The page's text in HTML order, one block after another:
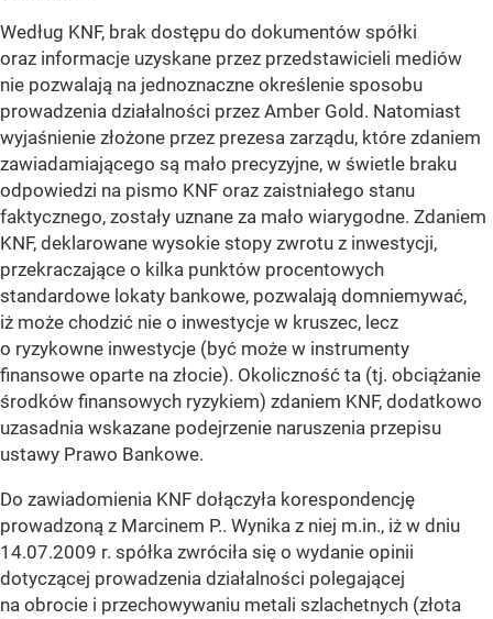
Według KNF, brak dostępu do dokumentów spółki
oraz informacje uzyskane przez przedstawicieli mediów
nie pozwalają na jednoznaczne określenie sposobu
prowadzenia działalności przez Amber Gold. Natomiast
wyjaśnienie złożone przez prezesa zarządu, które zdaniem
zawiadamiającego są mało precyzyjne, w świetle braku
odpowiedzi na pismo KNF oraz zaistniałego stanu
faktycznego, zostały uznane za mało wiarygodne. Zdaniem
KNF, deklarowane wysokie stopy zwrotu z inwestycji,
przekraczające o kilka punktów procentowych
standardowe lokaty bankowe, pozwalają domniemywać,
iż może chodzić nie o inwestycje w kruszec, lecz
o ryzykowne inwestycje (być może w instrumenty
finansowe oparte na złocie). Okoliczność ta (tj. obciążanie
środków finansowych ryzykiem) zdaniem KNF, dodatkowo
uzasadnia wskazane podejrzenie naruszenia przepisu
ustawy Prawo Bankowe.
Do zawiadomienia KNF dołączyła korespondencję
prowadzoną z Marcinem P.. Wynika z niej m.in., iż w dniu
14.07.2009 r. spółka zwróciła się o wydanie opinii
dotyczącej prowadzenia działalności polegającej
na obrocie i przechowywaniu metali szlachetnych (złota